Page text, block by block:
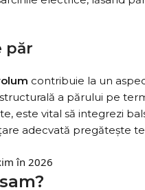
păr
contribuie la un
a părului pe
este vital să integrezi
adecvată pregătește